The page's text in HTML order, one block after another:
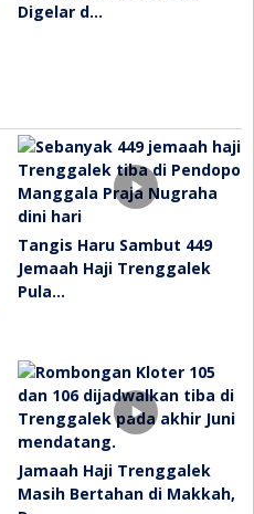
Digelar d…
Tangis Haru Sambut 449
Jemaah Haji Trenggalek
Pula…
Jamaah Haji Trenggalek
Masih Bertahan di Makkah,